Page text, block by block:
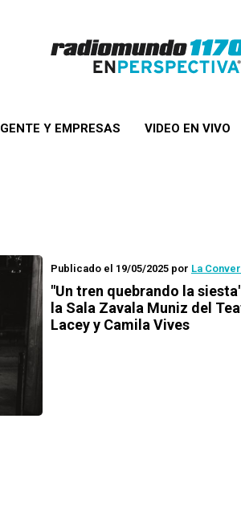
GENTE Y EMPRESAS VIDEO EN VIVO
Publicado el 19/05/2025 por La
"Un tren quebrando la
la Sala Zavala Muniz del
Lacey y Camila Vives